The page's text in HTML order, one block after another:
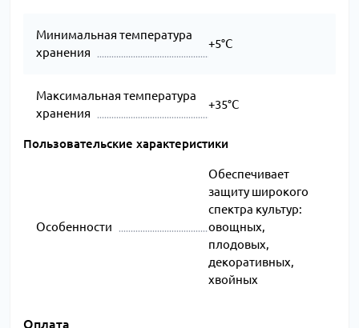
Минимальная температура
хранения
+5°C
Максимальная температура
хранения
+35°C
Пользовательские характеристики
Особенности
Обеспечивает
защиту широкого
спектра культур:
овощных,
плодовых,
декоративных,
хвойных
Оплата